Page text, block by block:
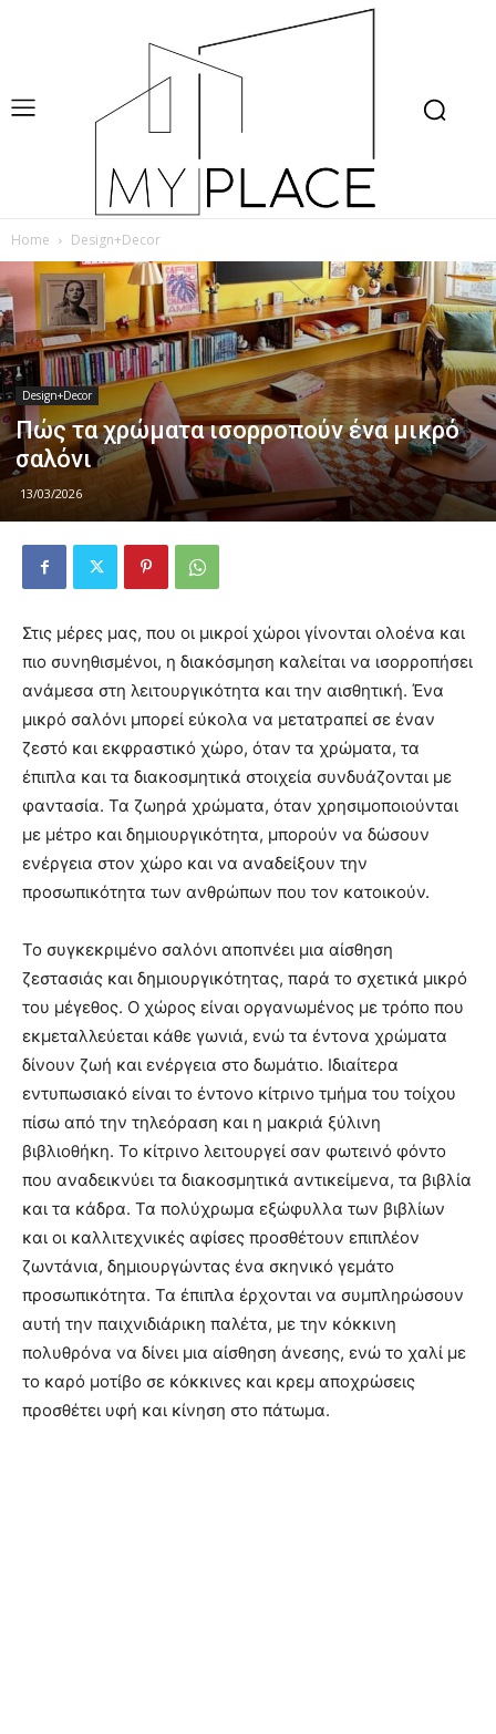
Home Design+Decor
Design+Decor
Πώς τα χρώματα ισορροπούν ένα μικρό
σαλόνι
13/03/2026
Στις μέρες μας, που οι μικροί χώροι γίνονται ολοένα και
πιο συνηθισμένοι, η διακόσμηση καλείται να ισορροπήσει
ανάμεσα στη λειτουργικότητα και την αισθητική. Ένα
μικρό σαλόνι μπορεί εύκολα να μετατραπεί σε έναν
ζεστό και εκφραστικό χώρο, όταν τα χρώματα, τα
έπιπλα και τα διακοσμητικά στοιχεία συνδυάζονται με
φαντασία. Τα ζωηρά χρώματα, όταν χρησιμοποιούνται
με μέτρο και δημιουργικότητα, μπορούν να δώσουν
ενέργεια στον χώρο και να αναδείξουν την
προσωπικότητα των ανθρώπων που τον κατοικούν.
Το συγκεκριμένο σαλόνι αποπνέει μια αίσθηση
ζεστασιάς και δημιουργικότητας, παρά το σχετικά μικρό
του μέγεθος. Ο χώρος είναι οργανωμένος με τρόπο που
εκμεταλλεύεται κάθε γωνιά, ενώ τα έντονα χρώματα
δίνουν ζωή και ενέργεια στο δωμάτιο. Ιδιαίτερα
εντυπωσιακό είναι το έντονο κίτρινο τμήμα του τοίχου
πίσω από την τηλεόραση και η μακριά ξύλινη
βιβλιοθήκη. Το κίτρινο λειτουργεί σαν φωτεινό φόντο
που αναδεικνύει τα διακοσμητικά αντικείμενα, τα βιβλία
και τα κάδρα. Τα πολύχρωμα εξώφυλλα των βιβλίων
και οι καλλιτεχνικές αφίσες προσθέτουν επιπλέον
ζωντάνια, δημιουργώντας ένα σκηνικό γεμάτο
προσωπικότητα. Τα έπιπλα έρχονται να συμπληρώσουν
αυτή την παιχνιδιάρικη παλέτα, με την κόκκινη
πολυθρόνα να δίνει μια αίσθηση άνεσης, ενώ το χαλί με
το καρό μοτίβο σε κόκκινες και κρεμ αποχρώσεις
προσθέτει υφή και κίνηση στο πάτωμα.